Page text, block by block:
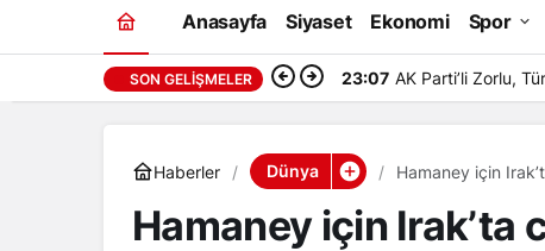
suç örgütüne operasyon:
32 tutuklama
Anasayfa Siyaset Ekonomi Spor
SON GELIŞMELER 22:07 Sahte ekspertiz
Haberler Dünya Hamaney için
Hamaney için Irak’ta